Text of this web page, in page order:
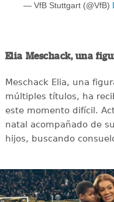
— VfB Stuttgart (@VfB)
Elia Meschack, una
Meschack Elia, una
múltiples títulos, ha
este momento difícil.
natal acompañado de
hijos, buscando